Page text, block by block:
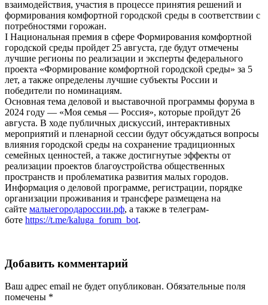
взаимодействия, участия в процессе принятия решений и
формирования комфортной городской среды в соответствии с
потребностями горожан.
I Национальная премия в сфере Формирования комфортной
городской среды пройдет 25 августа, где будут отмечены
лучшие регионы по реализации и эксперты федерального
проекта «Формирование комфортной городской среды» за 5
лет, а также определены лучшие субъекты России и
победители по номинациям.
Основная тема деловой и выставочной программы форума в
2024 году — «Моя семья — Россия», которые пройдут 26
августа. В ходе публичных дискуссий, интерактивных
мероприятий и пленарной сессии будут обсуждаться вопросы
влияния городской среды на сохранение традиционных
семейных ценностей, а также достигнутые эффекты от
реализации проектов благоустройства общественных
пространств и проблематика развития малых городов.
Информация о деловой программе, регистрации, порядке
организации проживания и трансфере размещена на
сайте малыегородароссии.рф, а также в телеграм-
боте https://t.me/kaluga_forum_bot.
Добавить комментарий
Ваш адрес email не будет опубликован. Обязательные поля
помечены *